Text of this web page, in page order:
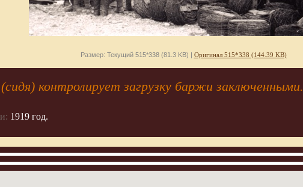
Размер: Текущий 515*338 (81.3 KB) | Оригинал 515*338 (144.39 KB)
контролирует загрузку баржи заключенными.
1919 год.